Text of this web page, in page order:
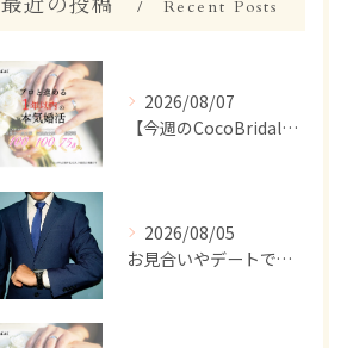
Recent Posts
2026/08/07
【今週のCocoBridal】8/1〜8/7 会員様 活動報告✨
2026/08/05
お見合いやデートで、ついつい話しすぎちゃう人いませんか？【婚活 男性 話しすぎ】